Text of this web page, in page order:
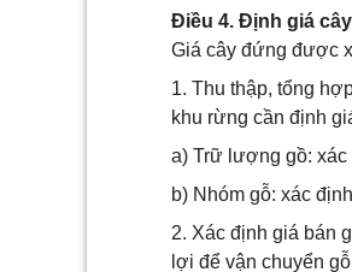
Điều 4. Định giá
Giá cây đứng được
1. Thu thập, tổng
khu rừng cần định
a) Trữ lượng gồ:
b) Nhóm gỗ: xác
2. Xác định giá bán
lợi để vận chuyển